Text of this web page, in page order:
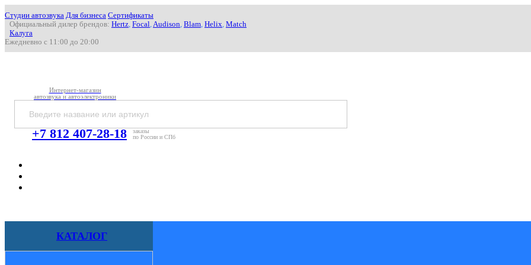
Студии автозвука Для бизнеса Сертификаты
Официальный дилер брендов: Hertz, Focal,Audison, Blam, Helix, Match
Калуга
Ежедневно с 11:00 до 20:00
Интернет-магазин
автозвука и автоэлектроники
+7 812 407-28-18
заказы
по России и СПб
КАТАЛОГ